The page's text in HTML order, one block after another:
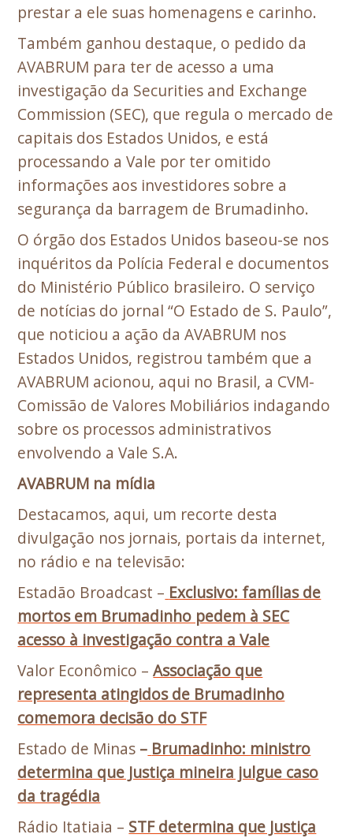
prestar a ele suas homenagens e carinho.
Também ganhou destaque, o pedido da
AVABRUM para ter de acesso a uma
investigação da Securities and Exchange
Commission (SEC), que regula o mercado de
capitais dos Estados Unidos, e está
processando a Vale por ter omitido
informações aos investidores sobre a
segurança da barragem de Brumadinho.
O órgão dos Estados Unidos baseou-se nos
inquéritos da Polícia Federal e documentos
do Ministério Público brasileiro. O serviço
de notícias do jornal “O Estado de S. Paulo”,
que noticiou a ação da AVABRUM nos
Estados Unidos, registrou também que a
AVABRUM acionou, aqui no Brasil, a CVM-
Comissão de Valores Mobiliários indagando
sobre os processos administrativos
envolvendo a Vale S.A.
AVABRUM na mídia
Destacamos, aqui, um recorte desta
divulgação nos jornais, portais da internet,
no rádio e na televisão:
Estadão Broadcast – Exclusivo: famílias de
mortos em Brumadinho pedem à SEC
acesso à investigação contra a Vale
Valor Econômico –Associação que
representa atingidos de Brumadinho
comemora decisão do STF
Estado de Minas – Brumadinho: ministro
determina que Justiça mineira julgue caso
da tragédia
Rádio Itatiaia – STF determina que Justiça